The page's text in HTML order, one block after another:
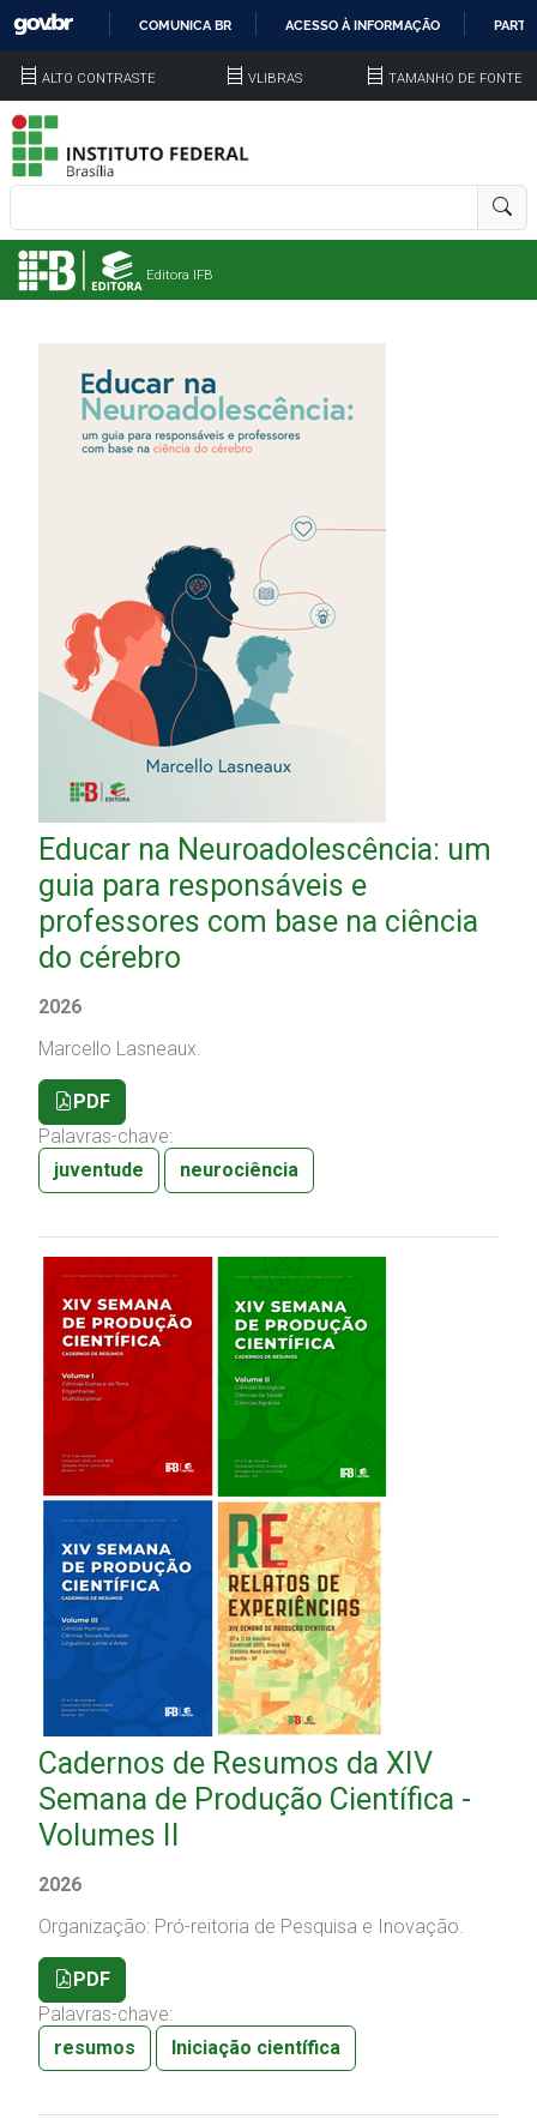
COMUNICA BR ACESSO À INFORMAÇÃO
ALTO CONTRASTE VLIBRAS TAMANHO DE FONTE
Editora IFB
Educar na Neuroadolescência: um
guia para responsáveis e
professores com base na ciência
do cérebro
2026
Marcello Lasneaux.
PDF
Palavras-chave:
juventude
neurociência
Cadernos de Resumos da XIV
Semana de Produção Científica -
Volumes II
2026
Organização: Pró-reitoria de Pesquisa e Inovação.
PDF
Palavras-chave:
resumos
Iniciação científica